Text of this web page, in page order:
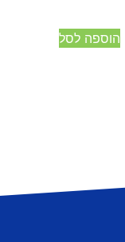
הוספה לסל